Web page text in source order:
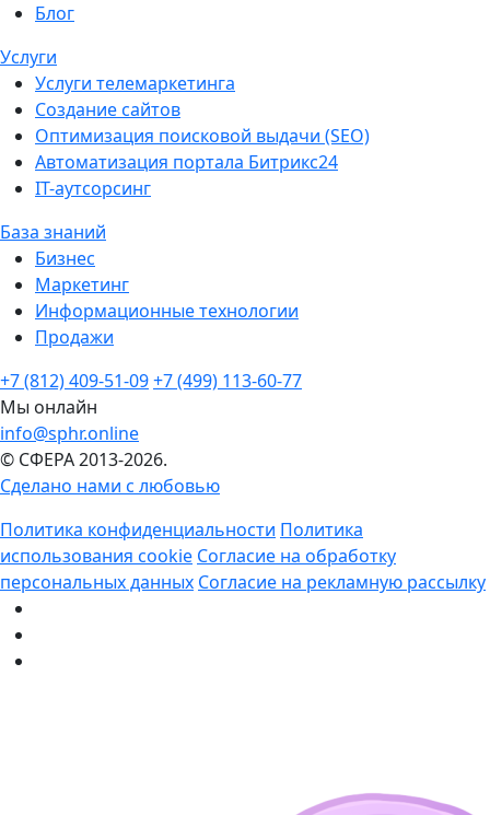
Блог
Услуги
Услуги телемаркетинга
Создание сайтов
Оптимизация поисковой выдачи (SEO)
Автоматизация портала Битрикс24
IT-аутсорсинг
База знаний
Бизнес
Маркетинг
Информационные технологии
Продажи
+7 (812) 409-51-09+7 (499) 113-60-77
Мы онлайн
info@sphr.online
© СФЕРА 2013-2026.
Сделано нами с любовью
Политика конфиденциальности Политика
использования cookie Согласие на обработку
персональных данных Согласие на рекламную рассылку